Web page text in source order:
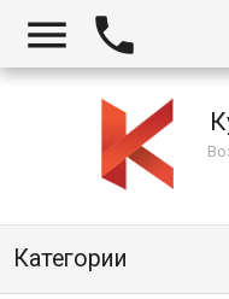
 
Категории